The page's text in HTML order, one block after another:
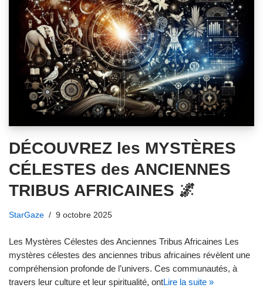
DÉCOUVREZ les MYSTÈRES
CÉLESTES des ANCIENNES
TRIBUS AFRICAINES 🌌
StarGaze 9 octobre 2025
Les Mystères Célestes des Anciennes Tribus Africaines Les
mystères célestes des anciennes tribus africaines révèlent une
compréhension profonde de l’univers. Ces communautés, à
travers leur culture et leur spiritualité, ontLire la suite »